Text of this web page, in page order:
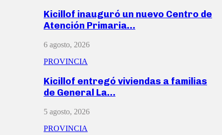
Kicillof inauguró un nuevo Centro de
Atención Primaria…
6 agosto, 2026
PROVINCIA
Kicillof entregó viviendas a familias
de General La…
5 agosto, 2026
PROVINCIA